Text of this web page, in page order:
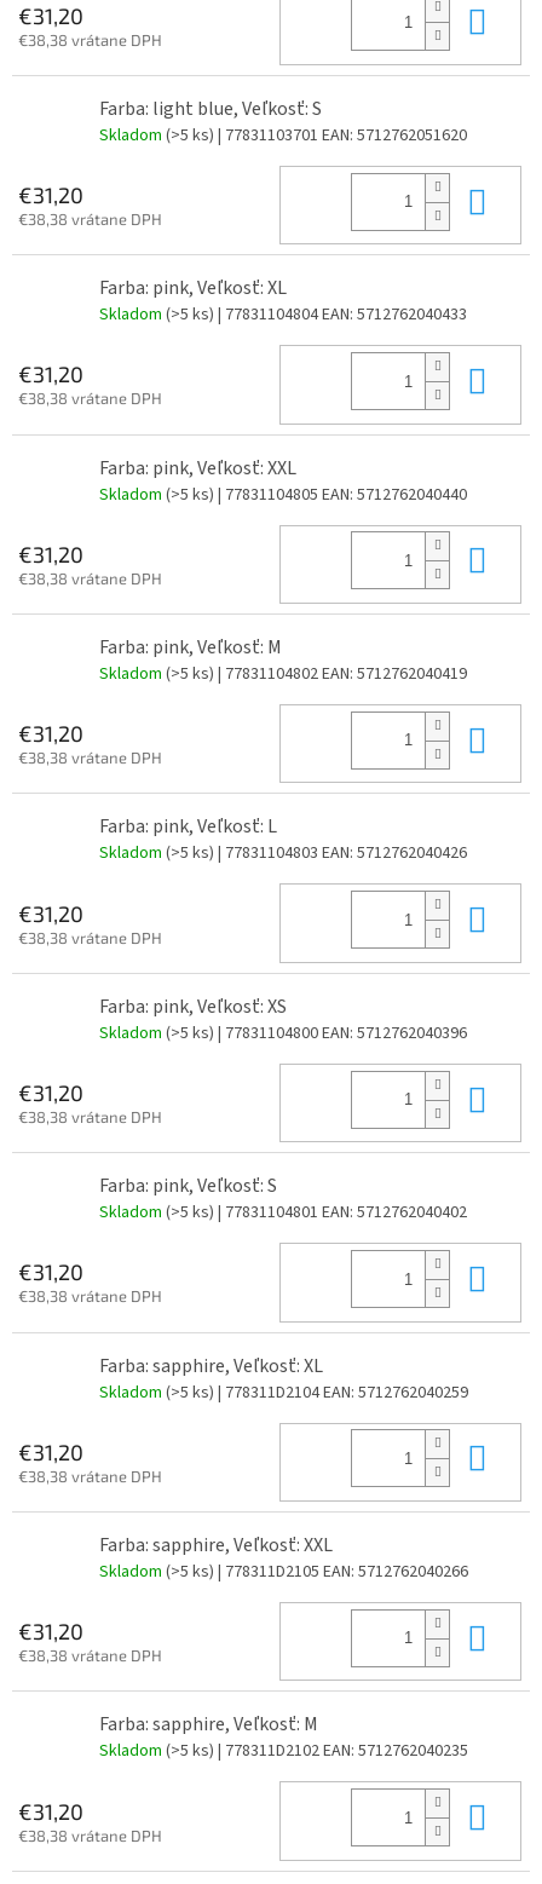
€31,20
€38,38 vrátane DPH
Farba: light blue, Veľkosť: S
Skladom (>5 ks) | 77831103701 EAN: 5712762051620
€31,20
€38,38 vrátane DPH
Farba: pink, Veľkosť: XL
Skladom (>5 ks) | 77831104804EAN: 5712762040433
€31,20
€38,38 vrátane DPH
Farba: pink, Veľkosť: XXL
Skladom (>5 ks) | 77831104805 EAN: 5712762040440
€31,20
€38,38 vrátane DPH
Farba: pink, Veľkosť: M
Skladom (>5 ks) | 77831104802EAN: 5712762040419
€31,20
€38,38 vrátane DPH
Farba: pink, Veľkosť: L
Skladom (>5 ks) | 77831104803 EAN: 5712762040426
€31,20
€38,38 vrátane DPH
Farba: pink, Veľkosť: XS
Skladom (>5 ks) | 77831104800EAN: 5712762040396
€31,20
€38,38 vrátane DPH
Farba: pink, Veľkosť: S
Skladom (>5 ks) | 77831104801 EAN: 5712762040402
€31,20
€38,38 vrátane DPH
Farba: sapphire, Veľkosť: XL
Skladom (>5 ks) | 778311D2104EAN: 5712762040259
€31,20
€38,38 vrátane DPH
Farba: sapphire, Veľkosť: XXL
Skladom (>5 ks) | 778311D2105 EAN: 5712762040266
€31,20
€38,38 vrátane DPH
Farba: sapphire, Veľkosť: M
Skladom (>5 ks) | 778311D2102EAN: 5712762040235
€31,20
€38,38 vrátane DPH